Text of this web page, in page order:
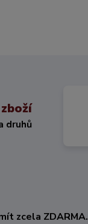
druhů
zcela